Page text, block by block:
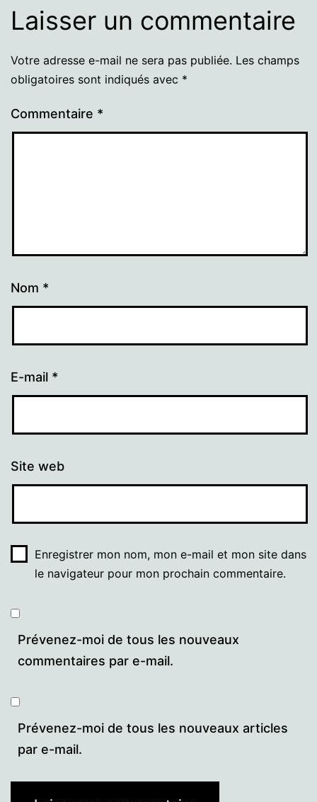
Laisser un commentaire
Votre adresse e-mail ne sera pas publiée. Les champs
obligatoires sont indiqués avec *
Commentaire *
Nom *
E-mail *
Site web
Enregistrer mon nom, mon e-mail et mon site dans
le navigateur pour mon prochain commentaire.
Prévenez-moi de tous les nouveaux
commentaires par e-mail.
Prévenez-moi de tous les nouveaux articles
par e-mail.